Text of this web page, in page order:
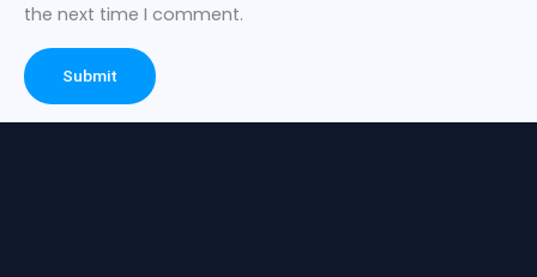
the next time I comment.